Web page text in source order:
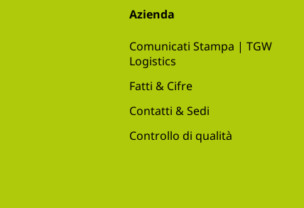
Azienda
Comunicati Stampa | TGW
Logistics
Fatti & Cifre
Contatti & Sedi
Controllo di qualità